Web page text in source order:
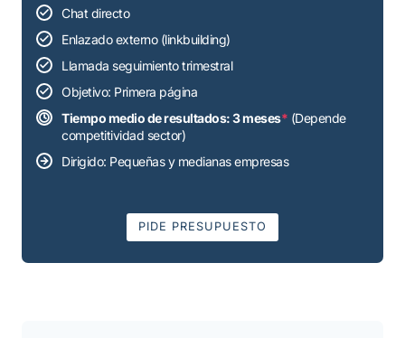
Chat directo
Enlazado externo (linkbuilding)
Llamada seguimiento trimestral
Objetivo: Primera página
Tiempo medio de resultados: 3 meses* (Depende
competitividad sector)
Dirigido: Pequeñas y medianas empresas
PIDE PRESUPUESTO